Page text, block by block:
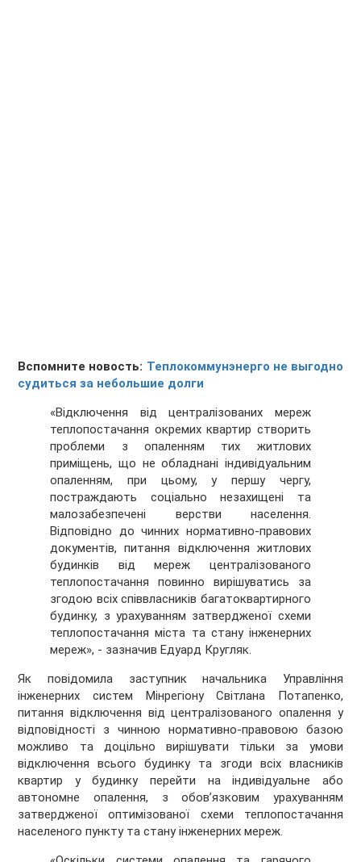
Вспомните новость: Теплокоммунэнерго не выгодно
судиться за небольшие долги
«Відключення від централізованих мереж
теплопостачання окремих квартир створить
проблеми з опаленням тих житлових
приміщень, що не обладнані індивідуальним
опаленням, при цьому, у першу чергу,
постраждають соціально незахищені та
малозабезпечені верстви населення.
Відповідно до чинних нормативно-правових
документів, питання відключення житлових
будинків від мереж централізованого
теплопостачання повинно вирішуватись за
згодою всіх співвласників багатоквартирного
будинку, з урахуванням затвердженої схеми
теплопостачання міста та стану інженерних
мереж», - зазначив Едуард Кругляк.
Як повідомила заступник начальника Управління
інженерних систем Мінрегіону Світлана Потапенко,
питання відключення від централізованого опалення у
відповідності з чинною нормативно-правовою базою
можливо та доцільно вирішувати тільки за умови
відключення всього будинку та згоди всіх власників
квартир у будинку перейти на індивідуальне або
автономне опалення, з обов’язковим урахуванням
затвердженої оптимізованої схеми теплопостачання
населеного пункту та стану інженерних мереж.